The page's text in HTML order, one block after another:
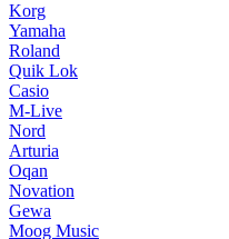
Korg
Yamaha
Roland
Quik Lok
Casio
M-Live
Nord
Arturia
Oqan
Novation
Gewa
Moog Music